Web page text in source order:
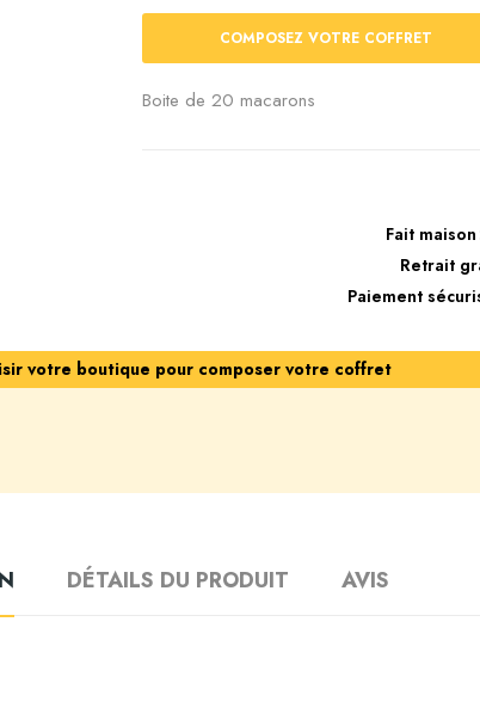
COMPOSEZ VOTRE COFFRET
Boite de 20 macarons
Fait maison
Retrait
Paiement
votre boutique pour composer votre coffret
DÉTAILS DU PRODUIT AVIS